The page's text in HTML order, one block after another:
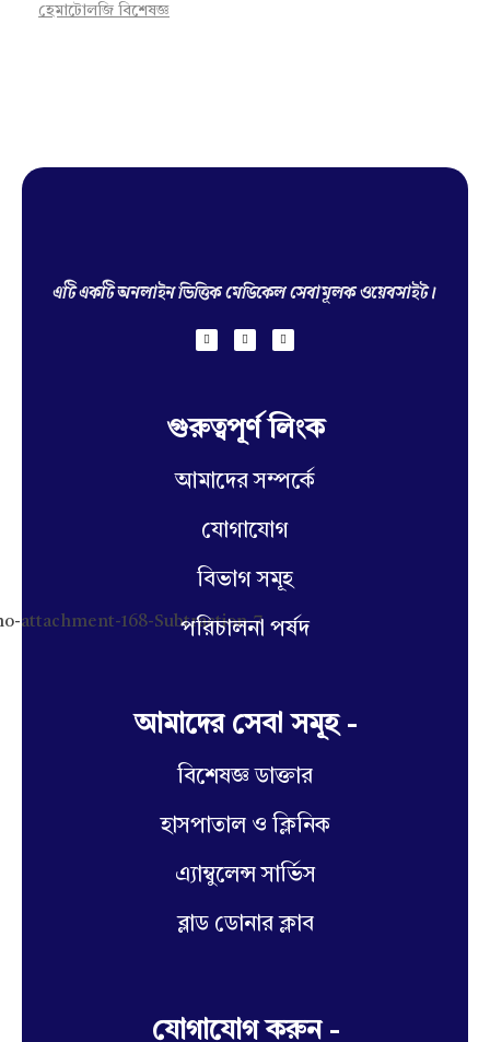
হেমাটোলজি বিশেষজ্ঞ
এটি একটি অনলাইন ভিত্তিক মেডিকেল সেবামূলক ওয়েবসাইট।
গুরুত্বপূর্ণ লিংক
আমাদের সম্পর্কে
যোগাযোগ
বিভাগ সমূহ
পরিচালনা পর্ষদ
আমাদের সেবা সমূহ -
বিশেষজ্ঞ ডাক্তার
হাসপাতাল ও ক্লিনিক
এ্যাম্বুলেন্স সার্ভিস
ব্লাড ডোনার ক্লাব
যোগাযোগ করুন -